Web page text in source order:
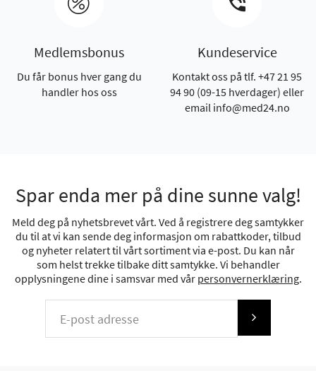
Medlemsbonus
Du får bonus hver gang du
handler hos oss
Kundeservice
Kontakt oss på tlf. +47 21 95
94 90 (09-15 hverdager) eller
email info@med24.no
Spar enda mer på dine sunne valg!
Meld deg på nyhetsbrevet vårt. Ved å registrere deg samtykker
du til at vi kan sende deg informasjon om rabattkoder, tilbud
og nyheter relatert til vårt sortiment via e-post. Du kan når
som helst trekke tilbake ditt samtykke. Vi behandler
opplysningene dine i samsvar med vår personvernerklæring.